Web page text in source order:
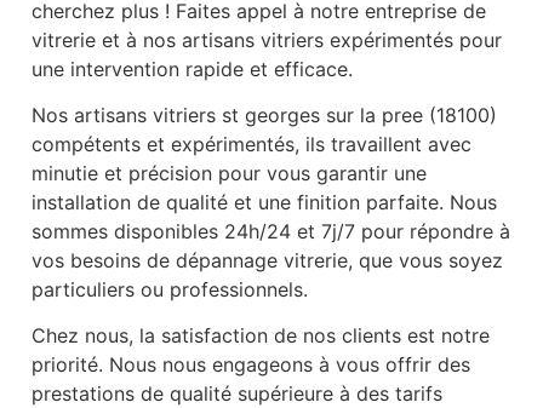
cherchez plus ! Faites appel à notre entreprise de
vitrerie et à nos artisans vitriers expérimentés pour
une intervention rapide et efficace.
Nos artisans vitriers st georges sur la pree (18100)
compétents et expérimentés, ils travaillent avec
minutie et précision pour vous garantir une
installation de qualité et une finition parfaite. Nous
sommes disponibles 24h/24 et 7j/7 pour répondre à
vos besoins de dépannage vitrerie, que vous soyez
particuliers ou professionnels.
Chez nous, la satisfaction de nos clients est notre
priorité. Nous nous engageons à vous offrir des
prestations de qualité supérieure à des tarifs